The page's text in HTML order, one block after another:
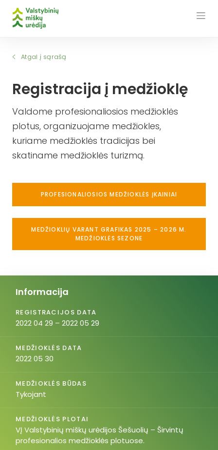
Atgal į sąrašą
Registracija į medžioklę
Valdome profesionaliosios medžioklės
plotus, organizuojame medžiokles,
kuriame medžioklės tradicijas bei
skatiname medžioklės turizmą.
PROFESIONALIOSIOS MEDŽIOKLĖS ĮKAINIAI
MEDŽIOKLIŲ VARANT GRAFIKAS 2025 – 2026 M.
MEDŽIOKLĖS SEZONE
Informacija
REGISTRACIJOS DATA
2022 04 29 – 2022 05 29
MEDŽIOKLĖS DATA
2022 05 30
MEDŽIOKLĖS BŪDAS
Tykojant
MEDŽIOKLĖS PLOTAI
VĮ Valstybinių miškų urėdijos Šešuolių – Širvintų
profesionalios medžioklės plotuose.